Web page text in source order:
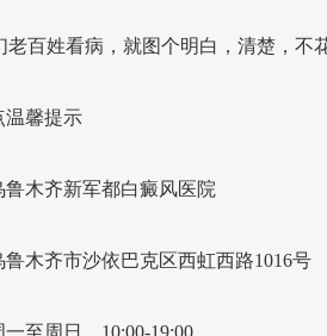
老百姓看病，就图个明白，清楚，不
温馨提示
鲁木齐新军都白癜风医院
鲁木齐市沙依巴克区西虹西路1016号
至周日，10:00-19:00